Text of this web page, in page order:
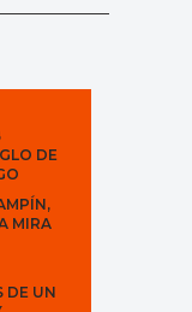
DE
MIRA
DE UN